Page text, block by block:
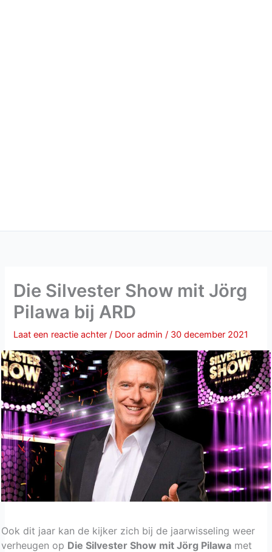
Die Silvester Show mit Jörg
Pilawa bij ARD
Laat een reactie achter / Dooradmin/ 30 december 2021
Ook dit jaar kan de kijker zich bij de jaarwisseling weer
verheugen op Die Silvester Show mit Jörg Pilawa met